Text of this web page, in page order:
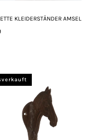
KLEIDERSTÄNDER AMSEL